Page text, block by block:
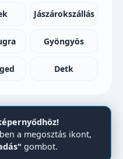
Jászárokszállás
Gyöngyös
Detk
a megosztás ikont,
gombot.